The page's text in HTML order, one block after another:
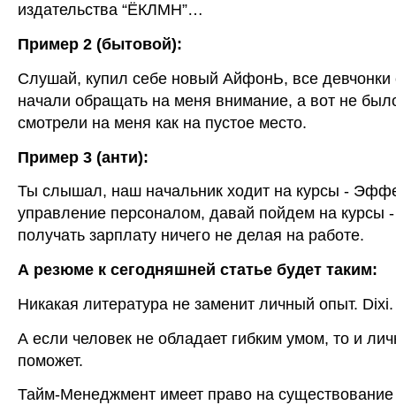
издательства “ЁКЛМН”…
Пример 2 (бытовой):
Слушай, купил себе новый АйфонЬ, все девчонки
начали обращать на меня внимание, а вот не
смотрели на меня как на пустое место.
Пример 3 (анти):
Ты слышал, наш начальник ходит на курсы -
управление персоналом, давай пойдем на курсы -
получать зарплату ничего не делая на работе.
А резюме к сегодняшней статье будет таким:
Никакая литература не заменит личный опыт. Dixi.
А если человек не обладает гибким умом, то и
поможет.
Тайм-Менеджмент имеет право на